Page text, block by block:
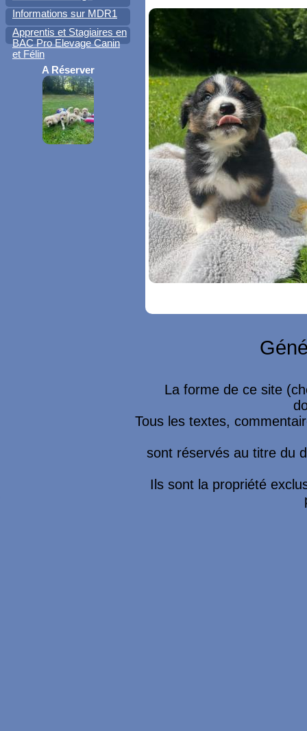
Informations sur MDR1
Apprentis et Stagiaires en
BAC Pro Elevage Canin
et Félin
A Réserver
La forme de ce site
Tous les textes,
sont réservés au titre du
Ils sont la propriété